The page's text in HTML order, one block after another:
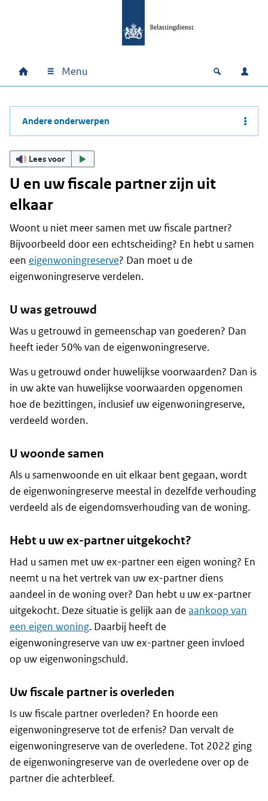
Hoofdnavigatie
Home Menu Open
Andere onderwerpen
Lees voor
U en uw fiscale partner zijn uit
elkaar
Woont u niet meer samen met uw fiscale partner?
Bijvoorbeeld door een echtscheiding? En hebt u samen
een eigenwoningreserve? Dan moet u de
eigenwoningreserve verdelen.
U was getrouwd
Was u getrouwd in gemeenschap van goederen? Dan
heeft ieder 50% van de eigenwoningreserve.
Was u getrouwd onder huwelijkse voorwaarden? Dan is
in uw akte van huwelijkse voorwaarden opgenomen
hoe de bezittingen, inclusief uw eigenwoningreserve,
verdeeld worden.
U woonde samen
Als u samenwoonde en uit elkaar bent gegaan, wordt
de eigenwoningreserve meestal in dezelfde verhouding
verdeeld als de eigendomsverhouding van de woning.
Hebt u uw ex-partner uitgekocht?
Had u samen met uw ex-partner een eigen woning? En
neemt u na het vertrek van uw ex-partner diens
aandeel in de woning over? Dan hebt u uw ex-partner
uitgekocht. Deze situatie is gelijk aan de aankoop van
een eigen woning. Daarbij heeft de
eigenwoningreserve van uw ex-partner geen invloed
op uw eigenwoningschuld.
Uw fiscale partner is overleden
Is uw fiscale partner overleden? En hoorde een
eigenwoningreserve tot de erfenis? Dan vervalt de
eigenwoningreserve van de overledene. Tot 2022 ging
de eigenwoningreserve van de overledene over op de
partner die achterbleef.